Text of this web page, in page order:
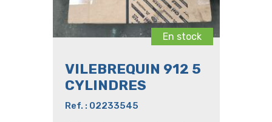
En stock
VILEBREQUIN 912 5
CYLINDRES
Ref. : 02233545